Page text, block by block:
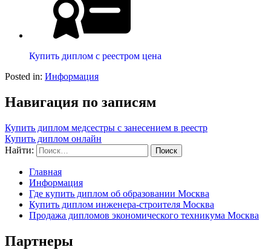
Купить диплом с реестром цена
Posted in: Информация
Навигация по записям
Купить диплом медсестры с занесением в реестр
Купить диплом онлайн
Найти:
Главная
Информация
Где купить диплом об образовании Москва
Купить диплом инженера-строителя Москва
Продажа дипломов экономического техникума Москва
Партнеры